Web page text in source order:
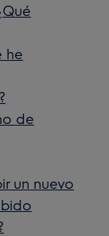
he
de
un nuevo